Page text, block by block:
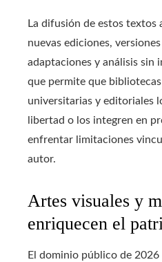
La difusión de estos
nuevas ediciones,
adaptaciones y análisis sin
que permite que
universitarias y editoriales
libertad o los integren en
enfrentar limitaciones
autor.
Artes visuales y
enriquecen el
El dominio público de 2026